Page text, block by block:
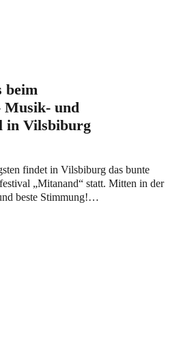
beim
Musik- und
in Vilsbiburg
findet in Vilsbiburg das bunte
„Mitanand“ statt. Mitten in der
beste Stimmung!…